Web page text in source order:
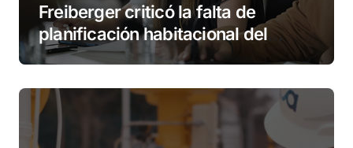
Freiberger criticó la falta de
planificación habitacional del
Municipio: “Vuoto deja afuera a
esperando”